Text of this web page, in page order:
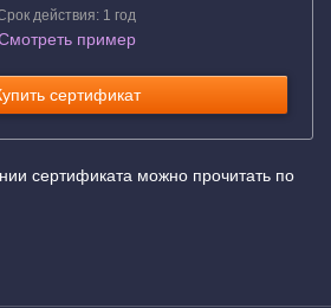
действия: 1 год
пример
сертификат
сертификата можно прочитать по